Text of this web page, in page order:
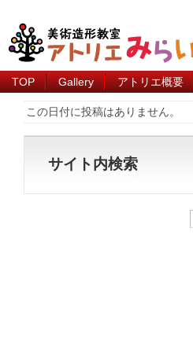
TOP Gallery アトリエ概要
この日付に投稿はありません。
サイト内検索